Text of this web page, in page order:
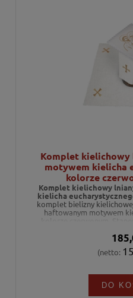
Komplet
motywem kielicha
kolorze
Komplet kielichowy
kielicha
komplet bielizny
haftowanym motywem
kolorze czerwonym.
(netto:
DO